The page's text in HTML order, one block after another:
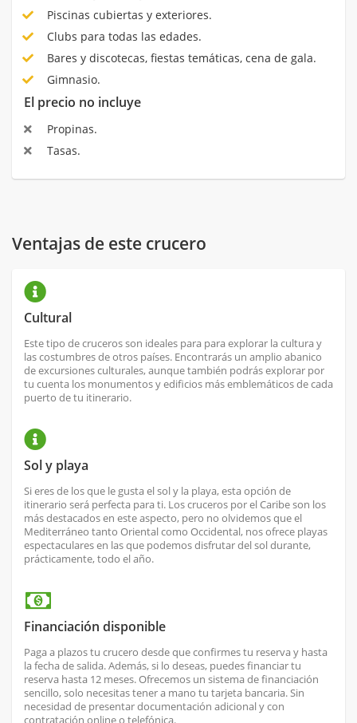
Piscinas cubiertas y exteriores.
Clubs para todas las edades.
Bares y discotecas, fiestas temáticas, cena de gala.
Gimnasio.
El precio no incluye
Propinas.
Tasas.
Ventajas de este crucero
Cultural
Este tipo de cruceros son ideales para para explorar la cultura y
las costumbres de otros países. Encontrarás un amplio abanico
de excursiones culturales, aunque también podrás explorar por
tu cuenta los monumentos y edificios más emblemáticos de cada
puerto de tu itinerario.
Sol y playa
Si eres de los que le gusta el sol y la playa, esta opción de
itinerario será perfecta para ti. Los cruceros por el Caribe son los
más destacados en este aspecto, pero no olvidemos que el
Mediterráneo tanto Oriental como Occidental, nos ofrece playas
espectaculares en las que podemos disfrutar del sol durante,
prácticamente, todo el año.
Financiación disponible
Paga a plazos tu crucero desde que confirmes tu reserva y hasta
la fecha de salida. Además, si lo deseas, puedes financiar tu
reserva hasta 12 meses. Ofrecemos un sistema de financiación
sencillo, solo necesitas tener a mano tu tarjeta bancaria. Sin
necesidad de presentar documentación adicional y con
contratación online o telefónica.